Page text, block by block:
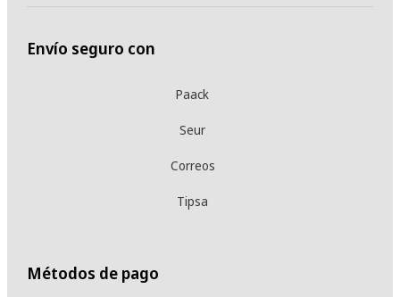
Envío seguro con
Paack
Seur
Correos
Tipsa
Métodos de pago